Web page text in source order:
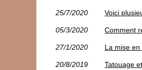
25/7/2020 Voici
05/3/2020 Comment
27/1/2020 La mise
20/8/2019 Tatouage